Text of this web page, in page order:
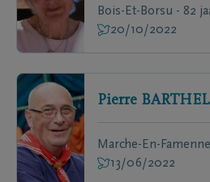
Bois-Et-Borsu - 82
20/10/2022
Pierre
Marche-En-
13/06/2022